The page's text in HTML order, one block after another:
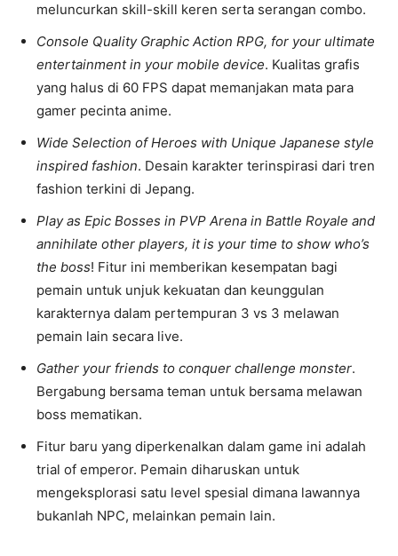
meluncurkan skill-skill keren serta serangan combo.
Console Quality Graphic Action RPG, for your ultimate
entertainment in your mobile device. Kualitas grafis
yang halus di 60 FPS dapat memanjakan mata para
gamer pecinta anime.
Wide Selection of Heroes with Unique Japanese style
inspired fashion. Desain karakter terinspirasi dari tren
fashion terkini di Jepang.
Play as Epic Bosses in PVP Arena in Battle Royale and
annihilate other players, it is your time to show who’s
the boss! Fitur ini memberikan kesempatan bagi
pemain untuk unjuk kekuatan dan keunggulan
karakternya dalam pertempuran 3 vs 3 melawan
pemain lain secara live.
Gather your friends to conquer challenge monster.
Bergabung bersama teman untuk bersama melawan
boss mematikan.
Fitur baru yang diperkenalkan dalam game ini adalah
trial of emperor. Pemain diharuskan untuk
mengeksplorasi satu level spesial dimana lawannya
bukanlah NPC, melainkan pemain lain.